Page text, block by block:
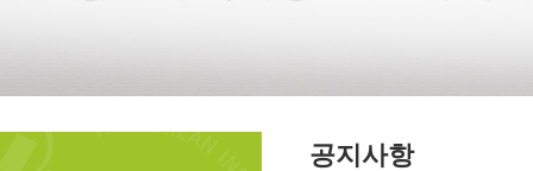
공지사항